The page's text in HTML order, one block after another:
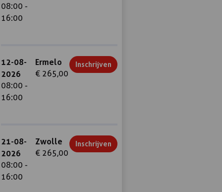
08:00 -
16:00
12-08-
2026
08:00 -
16:00
Ermelo
€ 265,00
Inschrijven
21-08-
2026
08:00 -
16:00
Zwolle
€ 265,00
Inschrijven